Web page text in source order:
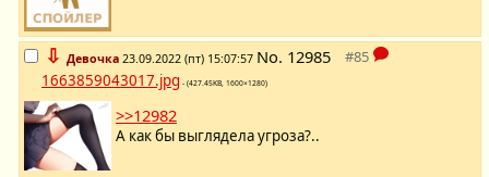
⇩ Девочка 23.09.2022 (пт) 15:07:57 No. 12985
1663859043017.jpg - (427.45KB, 1600×1280)
>>12982
А как бы выглядела угроза?..